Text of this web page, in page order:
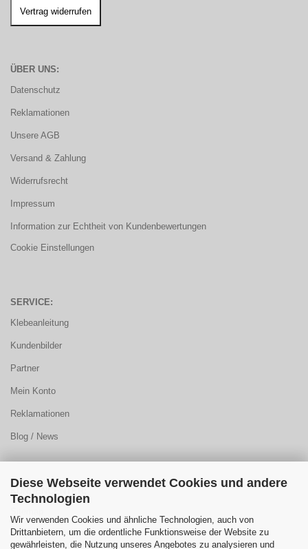
Diese Webseite verwendet Cookies und andere
Technologien
Wir verwenden Cookies und ähnliche Technologien, auch von
Drittanbietern, um die ordentliche Funktionsweise der Website zu
gewährleisten, die Nutzung unseres Angebotes zu analysieren und
ÜBER UNS:
Datenschutz
Reklamationen
Unsere AGB
Versand & Zahlung
Widerrufsrecht
Impressum
Information zur Echtheit von Kundenbewertungen
Cookie Einstellungen
SERVICE:
Klebeanleitung
Kundenbilder
Partner
Mein Konto
Reklamationen
Blog / News
FAQ